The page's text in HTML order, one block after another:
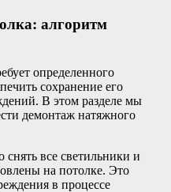
алгоритм
определенного
сохранение его
В этом разделе мы
демонтаж натяжного
все светильники и
на потолке. Это
в процессе